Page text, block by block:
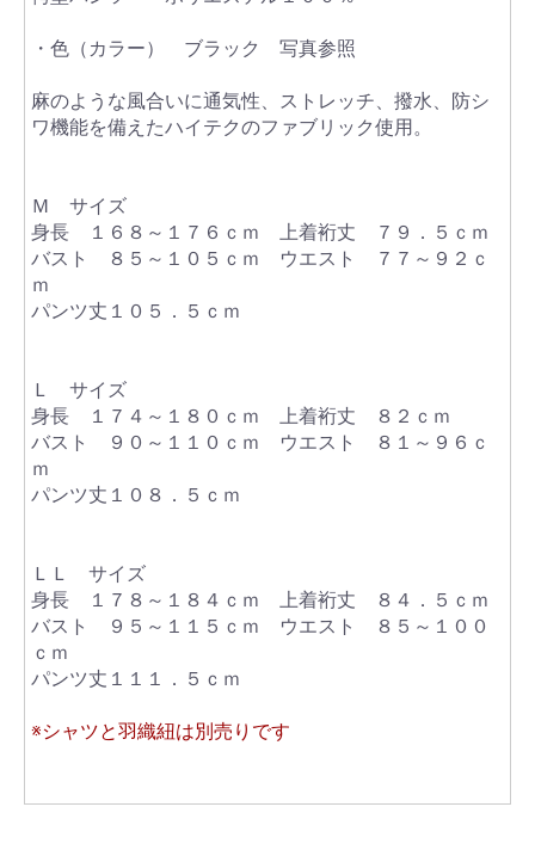
・色（カラー） ブラック 写真参照
麻のような風合いに通気性、ストレッチ、撥水、防シ
ワ機能を備えたハイテクのファブリック使用。
Ｍ サイズ
身長 １６８～１７６ｃｍ 上着裄丈 ７９．５ｃｍ
バスト ８５～１０５ｃｍ ウエスト ７７～９２ｃ
ｍ
パンツ丈１０５．５ｃｍ
Ｌ サイズ
身長 １７４～１８０ｃｍ 上着裄丈 ８２ｃｍ
バスト ９０～１１０ｃｍ ウエスト ８１～９６ｃ
ｍ
パンツ丈１０８．５ｃｍ
ＬＬ サイズ
身長 １７８～１８４ｃｍ 上着裄丈 ８４．５ｃｍ
バスト ９５～１１５ｃｍ ウエスト ８５～１００
ｃｍ
パンツ丈１１１．５ｃｍ
※シャツと羽織紐は別売りです